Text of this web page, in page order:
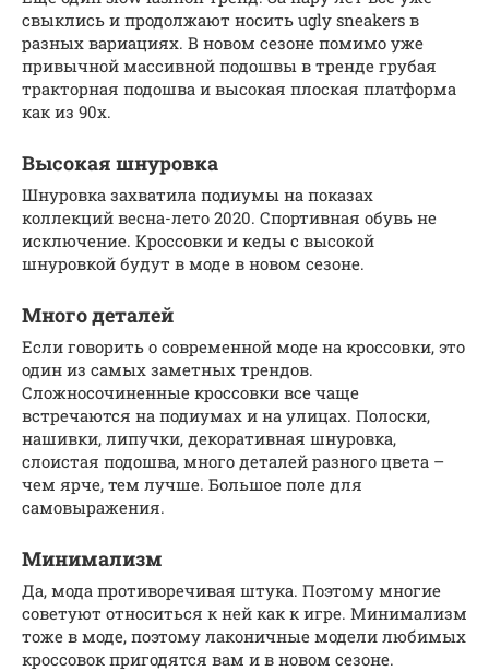
свыклись и продолжают носить ugly sneakers в
разных вариациях. В новом сезоне помимо уже
привычной массивной подошвы в тренде грубая
тракторная подошва и высокая плоская платформа
как из 90х.
Высокая шнуровка
Шнуровка захватила подиумы на показах
коллекций весна-лето 2020. Спортивная обувь не
исключение. Кроссовки и кеды с высокой
шнуровкой будут в моде в новом сезоне.
Много деталей
Если говорить о современной моде на кроссовки, это
один из самых заметных трендов.
Сложносочиненные кроссовки все чаще
встречаются на подиумах и на улицах. Полоски,
нашивки, липучки, декоративная шнуровка,
слоистая подошва, много деталей разного цвета –
чем ярче, тем лучше. Большое поле для
самовыражения.
Минимализм
Да, мода противоречивая штука. Поэтому многие
советуют относиться к ней как к игре. Минимализм
тоже в моде, поэтому лаконичные модели любимых
кроссовок пригодятся вам и в новом сезоне.